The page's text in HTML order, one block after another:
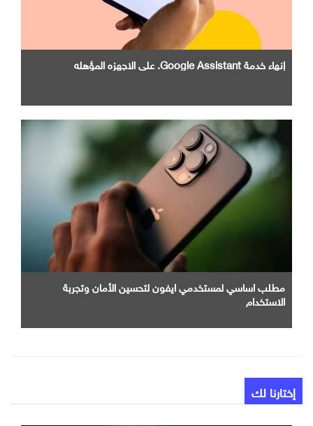
إنهاء خدمة Google Assistant. علي الاجهزه المؤهله
مطلب اساسي لمستخدمي ايفون لتحسين الأمان وتجربة
الاستخدام
إختارنا لك